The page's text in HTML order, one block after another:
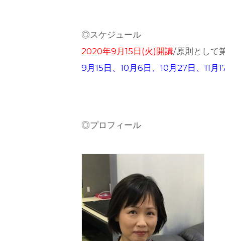
◎スケジュール
2020年9 月 15日(火)開講/原則として
9月15日、10月6日、10月27日、11月
◎プロフィール